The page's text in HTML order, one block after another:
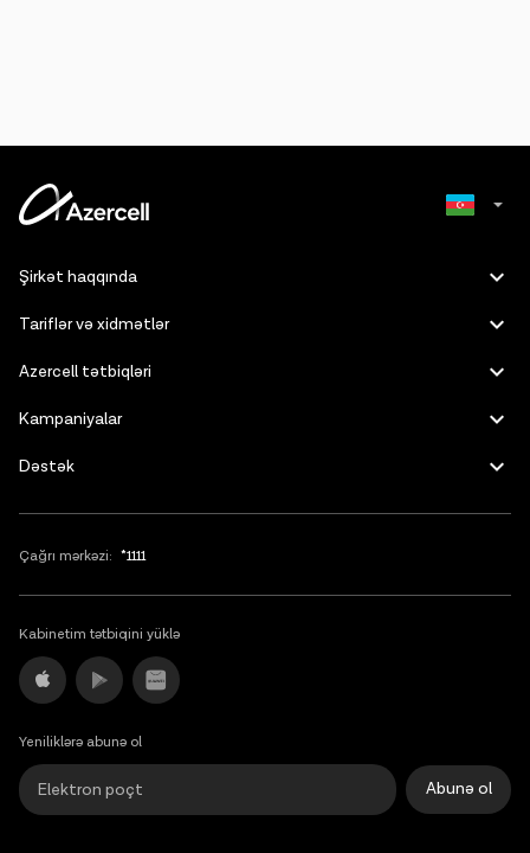
Şirkət haqqında
Tariflər və xidmətlər
Azercell tətbiqləri
Kampaniyalar
Dəstək
Çağrı mərkəzi: *1111
Kabinetim tətbiqini yüklə
Yeniliklərə abunə ol
Abunə ol